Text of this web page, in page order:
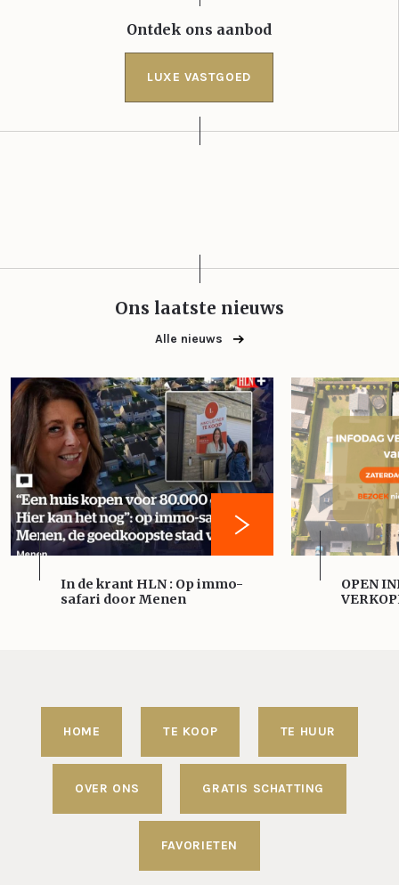
Ontdek ons aanbod
LUXE VASTGOED
Ons laatste nieuws
Alle nieuws
In de krant HLN : Op immo-
safari door Menen
OPEN
HOME TE KOOP TE HUUR
OVER ONS GRATIS SCHATTING
FAVORIETEN